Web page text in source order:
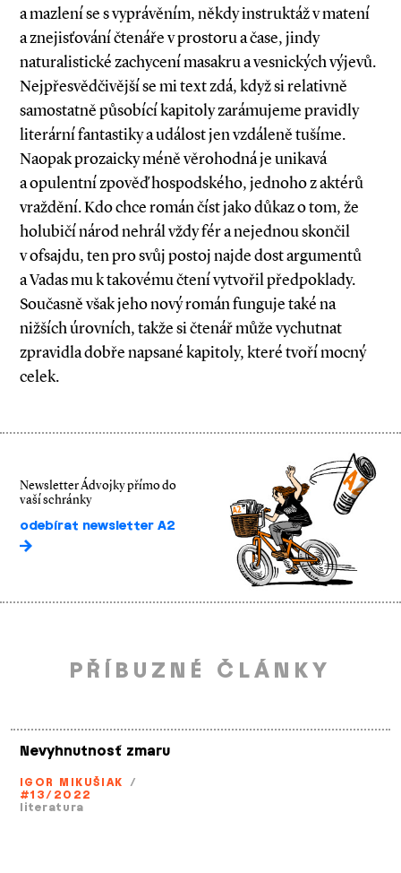
a mazlení se s vyprávěním, někdy instruktáž v matení
a znejisťování čtenáře v prostoru a čase, jindy
naturalistické zachycení masakru a vesnických výjevů.
Nejpřesvědčivější se mi text zdá, když si relativně
samostatně působící kapitoly zarámujeme pravidly
literární fantastiky a událost jen vzdáleně tušíme.
Naopak prozaicky méně věrohodná je unikavá
a opulentní zpověď hospodského, jednoho z aktérů
vraždění. Kdo chce román číst jako důkaz o tom, že
holubičí národ nehrál vždy fér a nejednou skončil
v ofsajdu, ten pro svůj postoj najde dost argumentů
a Vadas mu k takovému čtení vytvořil předpoklady.
Současně však jeho nový román funguje také na
nižších úrovních, takže si čtenář může vychutnat
zpravidla dobře napsané kapitoly, které tvoří mocný
celek.
Newsletter Ádvojky přímo do
vaší schránky
odebírat newsletter A2
PŘÍBUZNÉ ČLÁNKY
Nevyhnutnosť zmaru
IGOR MIKUŠIAK /
#13/2022
literatura